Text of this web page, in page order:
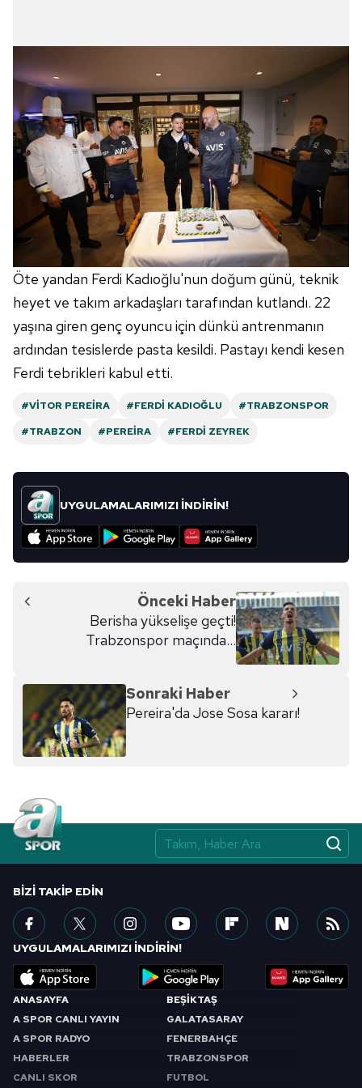
Öte yandan Ferdi Kadıoğlu'nun doğum günü, teknik
heyet ve takım arkadaşları tarafından kutlandı. 22
yaşına giren genç oyuncu için dünkü antrenmanın
ardından tesislerde pasta kesildi. Pastayı kendi kesen
Ferdi tebrikleri kabul etti.
#VITOR PEREIRA #FERDI KADIOĞLU
#TRABZONSPOR
#TRABZON
#PEREIRA #FERDI ZEYREK
UYGULAMALARIMIZI İNDİRİN!
Önceki Haber
Berisha yükselişe geçti!
Trabzonspor maçında...
Sonraki Haber
Pereira'da Jose Sosa kararı!
ANASAYFA
A SPOR CANLI YAYIN
A SPOR RADYO
HABERLER
CANLI SKOR
BEŞİKTAŞ
GALATASARAY
FENERBAHÇE
TRABZONSPOR
FUTBOL
BIZI TAKIP EDIN
UYGULAMALARIMIZI İNDİRİN!